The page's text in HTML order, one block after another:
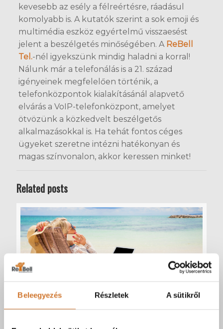
Beleegyezés Részletek A sütikről
kevesebb az esély a félreértésre, ráadásul
komolyabb is. A kutatók szerint a sok emoji és
multimédia eszköz egyértelmű visszaesést
jelent a beszélgetés minőségében. A ReBell
Tel.-nél igyekszünk mindig haladni a korral!
Nálunk már a telefonálás is a 21. század
igényeinek megfelelően történik, a
telefonközpontok kialakításánál alapvető
elvárás a VoIP-telefonközpont, amelyet
ötvözünk a közkedvelt beszélgetős
alkalmazásokkal is. Ha tehát fontos céges
ügyeket szeretne intézni hatékonyan és
magas színvonalon, akkor keressen minket!
Related posts